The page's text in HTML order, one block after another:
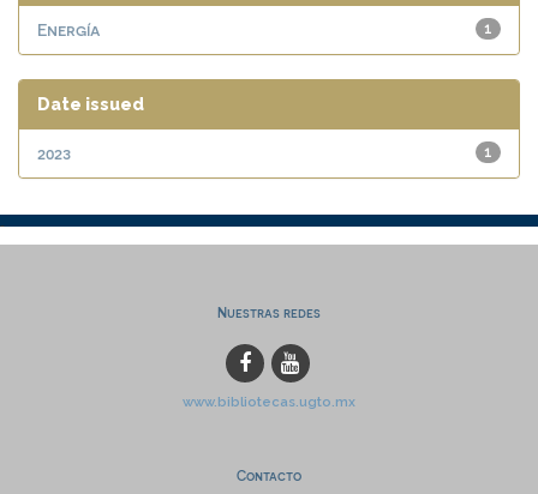
1
Energía
Date issued
1
2023
Nuestras redes
www.bibliotecas.ugto.mx
Contacto